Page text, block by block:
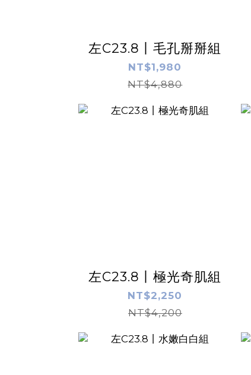
左C23.8丨毛孔掰掰組
NT$1,980
NT$4,880
左C23.8丨極光奇肌組
NT$2,250
NT$4,200